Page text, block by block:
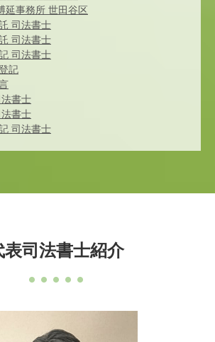
延事務所 世田谷区
司法書士
司法書士
司法書士
記
書士
書士
司法書士
表司法書士紹介